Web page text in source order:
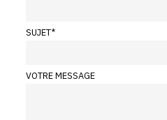
SUJET*
VOTRE MESSAGE